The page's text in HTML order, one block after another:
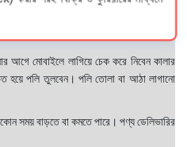
মোবাইলে লাগিয়ে চেক করে নিবেন কালার
হয়ে পলি তুলবেন। পলি তোলা বা আঠা লাগানো
সময় বাড়তে বা কমতে পারে। পণ্য ডেলিভারির